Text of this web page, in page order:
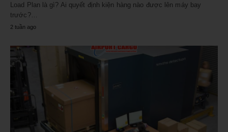
Load Plan là gì? Ai quyết định kiện hàng nào được lên máy bay
trước?…
2 tuần ago